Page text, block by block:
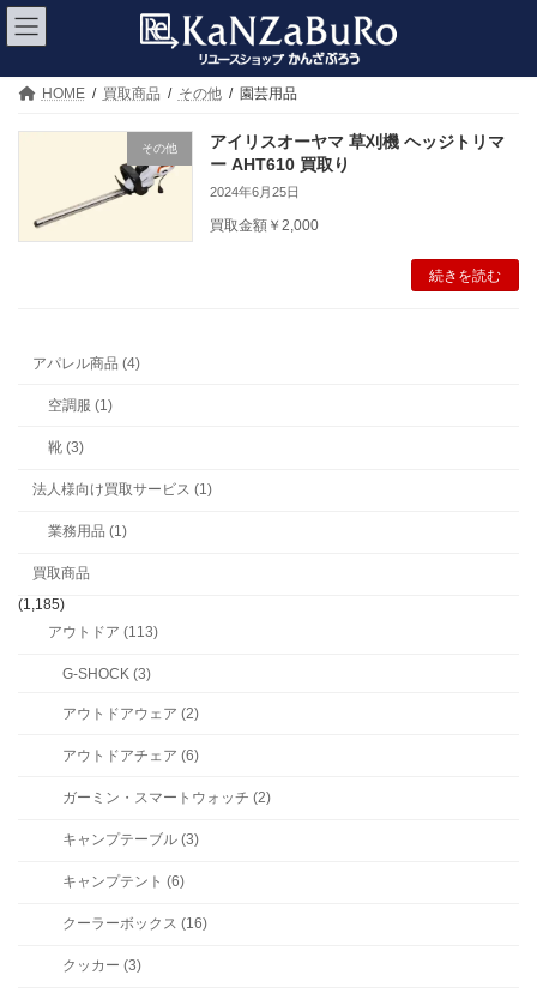
コ
ン
テ
ン
ナ
ビ
ゲ
ー
HOME 買取商品 その他 園芸用品
その他
アイリスオーヤマ 草刈機 ヘッジトリマ
ー AHT610 買取り
2024年6月25日
買取金額￥2,000
続きを読む
アパレル商品 (4)
空調服 (1)
靴 (3)
法人様向け買取サービス (1)
業務用品 (1)
買取商品
(1,185)
アウトドア (113)
G-SHOCK (3)
アウトドアウェア (2)
アウトドアチェア (6)
ガーミン・スマートウォッチ (2)
キャンプテーブル (3)
キャンプテント (6)
クーラーボックス (16)
クッカー (3)